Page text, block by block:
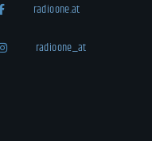
radioone.at
radioone_at